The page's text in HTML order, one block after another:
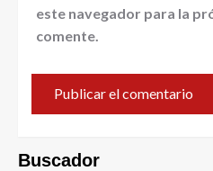
este navegador para la
comente.
Buscador